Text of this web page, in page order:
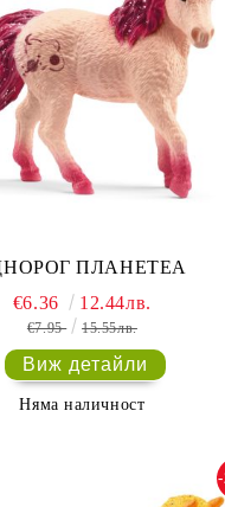
ПЛАНЕТЕА
€6.36 12.44лв.
€7.95 15.55лв.
Виж детайли
Няма наличност